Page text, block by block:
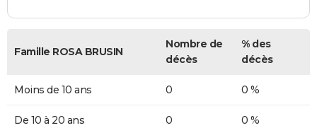
Famille ROSA BRUSIN
Nombre de
décès
% des
décès
Moins de 10 ans 0 0 %
De 10 à 20 ans 0 0 %